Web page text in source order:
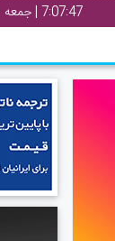
7:07:48 | جمعه ۱۶ مرداد ۱۴۰۵ | Friday 7 August 2026